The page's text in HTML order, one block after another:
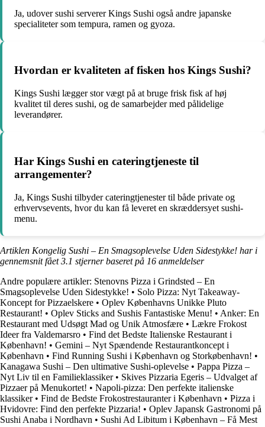
Ja, udover sushi serverer Kings Sushi også andre japanske
specialiteter som tempura, ramen og gyoza.
Hvordan er kvaliteten af fisken hos Kings Sushi?
Kings Sushi lægger stor vægt på at bruge frisk fisk af høj
kvalitet til deres sushi, og de samarbejder med pålidelige
leverandører.
Har Kings Sushi en cateringtjeneste til
arrangementer?
Ja, Kings Sushi tilbyder cateringtjenester til både private og
erhvervsevents, hvor du kan få leveret en skræddersyet sushi-
menu.
Artiklen Kongelig Sushi – En Smagsoplevelse Uden Sidestykke! har i
gennemsnit fået3.1 stjerner baseret på 16 anmeldelser
Andre populære artikler: Stenovns Pizza i Grindsted – En
Smagsoplevelse Uden Sidestykke! • Solo Pizza: Nyt Takeaway-
Koncept for Pizzaelskere • Oplev Københavns Unikke Pluto
Restaurant! • Oplev Sticks and Sushis Fantastiske Menu! • Anker: En
Restaurant med Udsøgt Mad og Unik Atmosfære • Lækre Frokost
Ideer fra Valdemarsro • Find det Bedste Italienske Restaurant i
København! • Gemini – Nyt Spændende Restaurantkoncept i
København • Find Running Sushi i København og Storkøbenhavn! •
Kanagawa Sushi – Den ultimative Sushi-oplevelse • Pappa Pizza –
Nyt Liv til en Familieklassiker• Skives Pizzaria Egeris – Udvalget af
Pizzaer på Menukortet! • Napoli-pizza: Den perfekte italienske
klassiker• Find de Bedste Frokostrestauranter i København • Pizza i
Hvidovre: Find den perfekte Pizzaria! • Oplev Japansk Gastronomi på
Sushi Anaba i Nordhavn • Sushi Ad Libitum i København – Få Mest